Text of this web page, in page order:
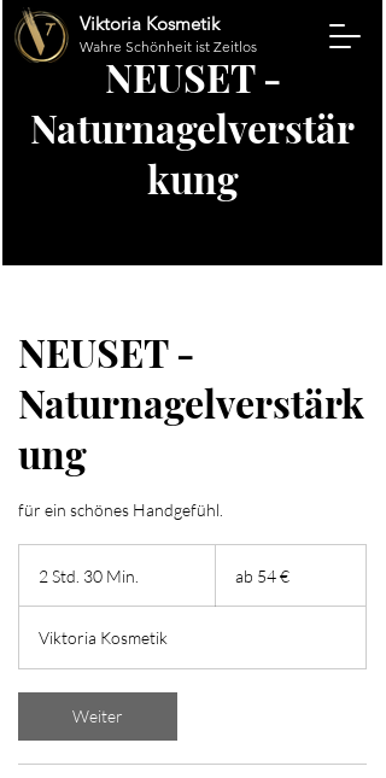
Viktoria Kosmetik
Wahre Schönheit ist Zeitlos
NEUSET -
Naturnagelverstär
kung
NEUSET -
Naturnagelverstärk
ung
für ein schönes Handgefühl.
2 Std. 30 Min.
d
.
3
M
i
ab 54 €
Viktoria Kosmetik
Weiter